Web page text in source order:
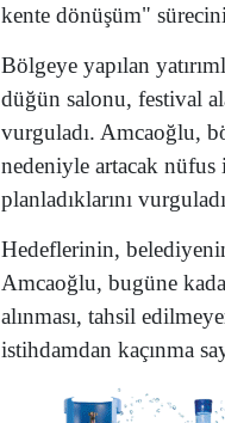
kente dönüşüm"
Bölgeye yapılan
düğün salonu, festival
vurguladı. Amcaoğlu,
nedeniyle artacak nüfus
planladıklarını
Hedeflerinin,
Amcaoğlu, bugüne kadar
alınması, tahsil
istihdamdan kaçınma